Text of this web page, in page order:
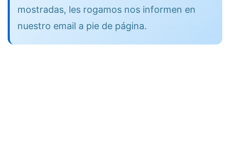
mostradas, les rogamos nos informen en
nuestro email a pie de página.